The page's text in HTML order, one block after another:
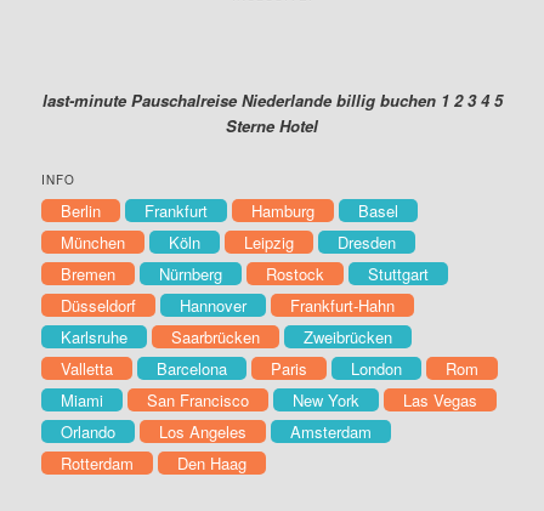
last-minute Pauschalreise Niederlande billig buchen 1 2 3 4 5
Sterne Hotel
INFO
Berlin Frankfurt Hamburg
Basel
München
Köln Leipzig
Dresden
Bremen
Nürnberg Rostock
Stuttgart
Düsseldorf
Hannover
Frankfurt-Hahn
Karlsruhe
Saarbrücken
Zweibrücken
Valletta
Barcelona Paris London
Rom
Miami
San Francisco New York
Las Vegas
Orlando
Los Angeles
Amsterdam
Rotterdam
Den Haag